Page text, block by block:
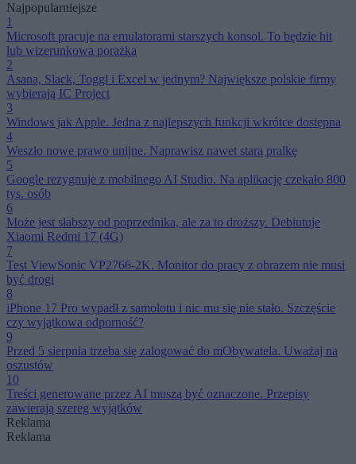
Najpopularniejsze
1
Microsoft pracuje na emulatorami starszych konsol. To będzie hit
lub wizerunkowa porażka
2
Asana, Slack, Toggl i Excel w jednym? Największe polskie firmy
wybierają IC Project
3
Windows jak Apple. Jedna z najlepszych funkcji wkrótce dostępna
4
Weszło nowe prawo unijne. Naprawisz nawet starą pralkę
5
Google rezygnuje z mobilnego AI Studio. Na aplikację czekało 800
tys. osób
6
Może jest słabszy od poprzednika, ale za to droższy. Debiutuje
Xiaomi Redmi 17 (4G)
7
Test ViewSonic VP2766-2K. Monitor do pracy z obrazem nie musi
być drogi
8
iPhone 17 Pro wypadł z samolotu i nic mu się nie stało. Szczęście
czy wyjątkowa odporność?
9
Przed 5 sierpnia trzeba się zalogować do mObywatela. Uważaj na
oszustów
10
Treści generowane przez AI muszą być oznaczone. Przepisy
zawierają szereg wyjątków
Reklama
Reklama